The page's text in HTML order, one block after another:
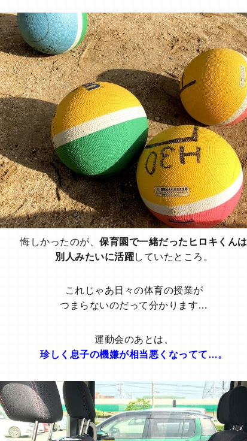
悔しかったのが、保育園で一緒だったヒロキくんは
別人みたいに活躍していたところ。
これじゃあ日々の体育の授業が
つまらないのだって分かります…
運動会のあとは、
珍しく息子の機嫌が相当悪くなってて…。